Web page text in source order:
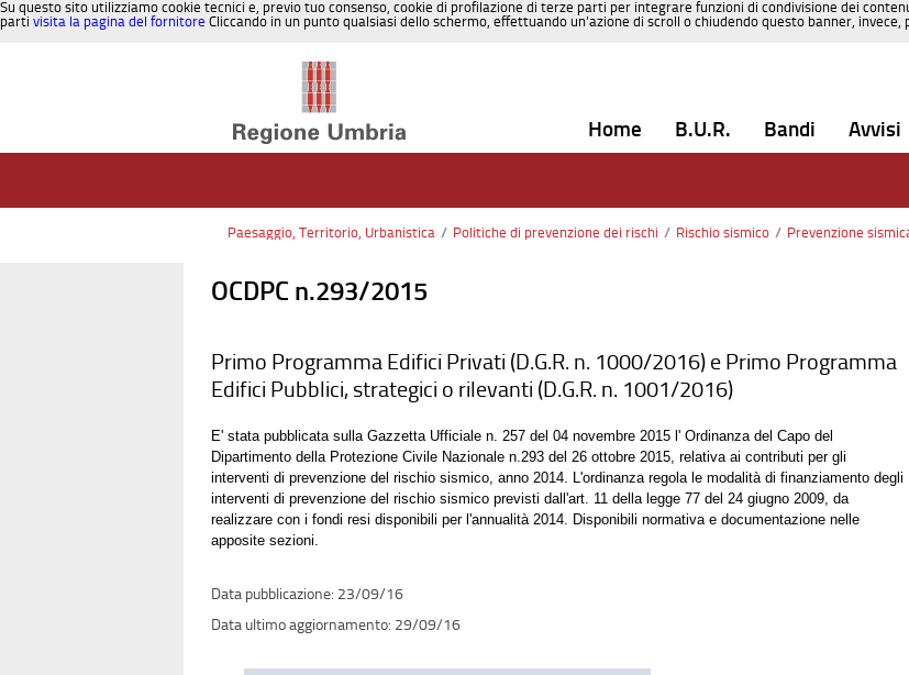
Su questo sito utilizziamo cookie tecnici e, previo tuo consenso, cookie di profilazione di terze parti per integrare funzioni di condivisione dei
parti visita la pagina del fornitore Cliccando in un punto qualsiasi dello schermo, effettuando un’azione di scroll o chiudendo questo banner,
Home B.U.R. Bandi Avvisi
Paesaggio, Territorio, Urbanistica / Politiche di prevenzione dei rischi / Rischio sismico / Prevenzione
OCDPC n.293/2015
Primo Programma Edifici Privati (D.G.R. n. 1000/2016) e Primo Programma
Edifici Pubblici, strategici o rilevanti (D.G.R. n. 1001/2016)
E' stata pubblicata sulla Gazzetta Ufficiale n. 257 del 04 novembre 2015 l' Ordinanza del Capo del
Dipartimento della Protezione Civile Nazionale n.293 del 26 ottobre 2015, relativa ai contributi per gli
interventi di prevenzione del rischio sismico, anno 2014. L'ordinanza regola le modalità di finanziamento degli
interventi di prevenzione del rischio sismico previsti dall'art. 11 della legge 77 del 24 giugno 2009, da
realizzare con i fondi resi disponibili per l'annualità 2014. Disponibili normativa e documentazione nelle
apposite sezioni.
23/09/16
29/09/16